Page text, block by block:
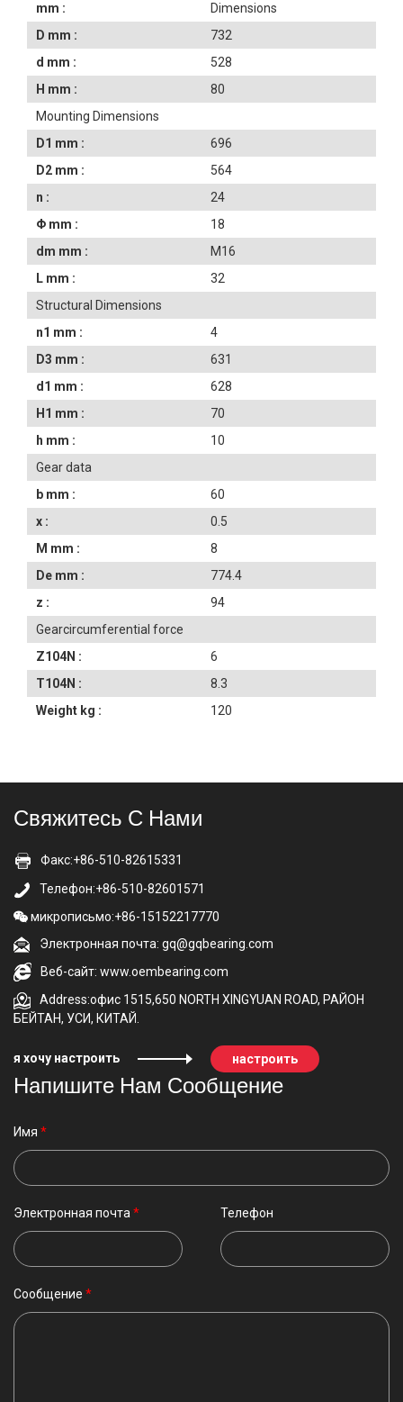
mm :
Dimensions
D mm :
732
d mm :
528
H mm :
80
Mounting Dimensions
D1 mm :
696
D2 mm :
564
n :
24
Φ mm :
18
dm mm :
M16
L mm :
32
Structural Dimensions
n1 mm :
4
D3 mm :
631
d1 mm :
628
H1 mm :
70
h mm :
10
Gear data
b mm :
60
x :
0.5
M mm :
8
De mm :
774.4
z :
94
Gearcircumferential force
Z104N :
6
T104N :
8.3
Weight kg :
120
Свяжитесь С Нами
Факс:+86-510-82615331
Телефон:+86-510-82601571
микрописьмо:+86-15152217770
Электронная почта: gq@gqbearing.com
Веб-сайт: www.oembearing.com
Address:офис 1515,650 NORTH XINGYUAN ROAD, РАЙОН
БЕЙТАН, УСИ, КИТАЙ.
я хочу настроить настроить
Напишите Нам Сообщение
Имя *
Электронная почта * Телефон
Сообщение *